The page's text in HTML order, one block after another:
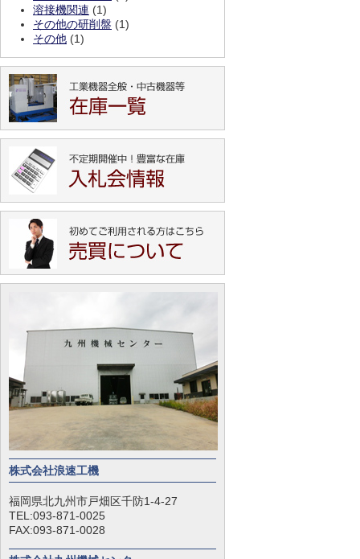
溶接機関連 (1)
その他の研削盤 (1)
その他 (1)
株式会社浪速工機
福岡県北九州市戸畑区千防1-4-27
TEL:093-871-0025
FAX:093-871-0028